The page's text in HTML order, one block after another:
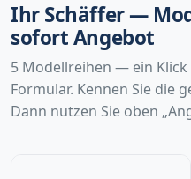
Ihr Schäffer —
sofort Angebot
5 Modellreihen — ein
Formular. Kennen Sie die
Dann nutzen Sie oben